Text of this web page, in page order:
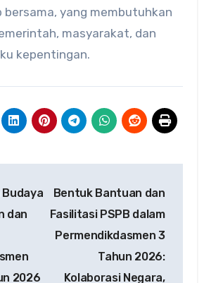
yang membutuhkan
masyarakat, dan
kepentingan.
dan
2026
Bentuk Bantuan dan
Fasilitasi PSPB dalam
Permendikdasmen 3
Tahun 2026:
Kolaborasi Negara,